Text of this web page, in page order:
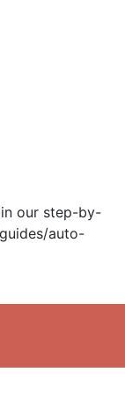
our step-by-
auto-